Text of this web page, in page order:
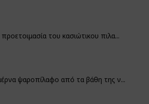
του κασιώτικου πιλα...
ψαροπίλαφο από τα βάθη της ν...